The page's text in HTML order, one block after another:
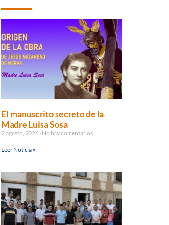
El manuscrito secreto de la
Madre Luisa Sosa
2 agosto, 2026 No hay comentarios
Leer Noticia »